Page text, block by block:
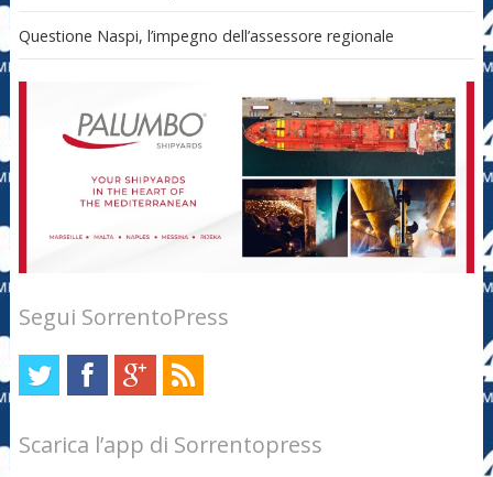
Questione Naspi, l’impegno dell’assessore regionale
Segui SorrentoPress
Scarica l’app di Sorrentopress